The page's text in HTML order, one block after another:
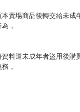
賣場商品後轉交給未成
，
料遭未成年者盜用後購
，